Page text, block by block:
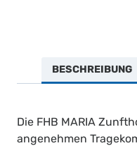
BESCHREIBUNG
Die FHB MARIA
angenehmen